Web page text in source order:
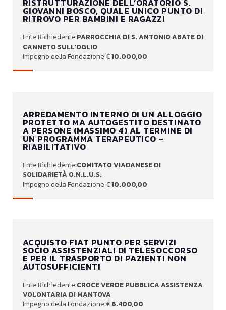
RISTRUTTURAZIONE DELL’ORATORIO S.
GIOVANNI BOSCO, QUALE UNICO PUNTO DI
RITROVO PER BAMBINI E RAGAZZI
PARROCCHIA DI S. ANTONIO ABATE DI
CANNETO SULL'OGLIO
10.000,00
ARREDAMENTO INTERNO DI UN ALLOGGIO
PROTETTO MA AUTOGESTITO DESTINATO
A PERSONE (MASSIMO 4) AL TERMINE DI
UN PROGRAMMA TERAPEUTICO –
RIABILITATIVO
COMITATO VIADANESE DI
SOLIDARIETÀ O.N.L.U.S.
10.000,00
ACQUISTO FIAT PUNTO PER SERVIZI
SOCIO ASSISTENZIALI DI TELESOCCORSO
E PER IL TRASPORTO DI PAZIENTI NON
AUTOSUFFICIENTI
CROCE VERDE PUBBLICA ASSISTENZA
VOLONTARIA DI MANTOVA
6.400,00